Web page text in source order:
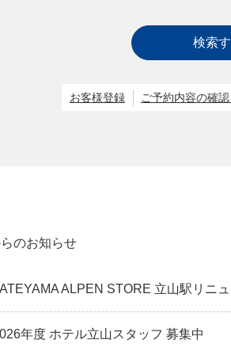
検索
お客様登録 ご予約内容の確
のお知らせ
ALPEN STORE 立山駅リニ
年度 ホテル立山スタッフ 募集中